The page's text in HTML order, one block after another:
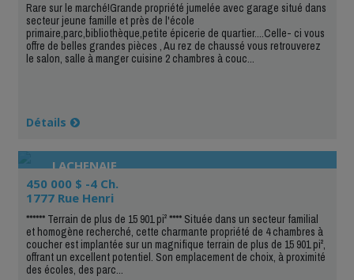
Rare sur le marché!Grande propriété jumelée avec garage situé dans
secteur jeune famille et près de l'école
primaire,parc,bibliothèque,petite épicerie de quartier....Celle- ci vous
offre de belles grandes pièces , Au rez de chaussé vous retrouverez
le salon, salle à manger cuisine 2 chambres à couc...
Détails
LACHENAIE
450 000 $ -4 Ch.
1777 Rue Henri
****** Terrain de plus de 15 901 pi² **** Située dans un secteur familial
et homogène recherché, cette charmante propriété de 4 chambres à
coucher est implantée sur un magnifique terrain de plus de 15 901 pi²,
offrant un excellent potentiel. Son emplacement de choix, à proximité
des écoles, des parc...